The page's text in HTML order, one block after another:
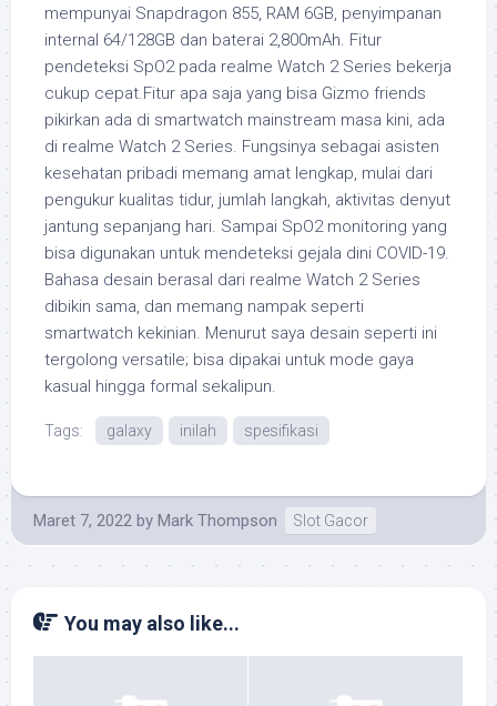
mempunyai Snapdragon 855, RAM 6GB, penyimpanan
internal 64/128GB dan baterai 2,800mAh. Fitur
pendeteksi SpO2 pada realme Watch 2 Series bekerja
cukup cepat.Fitur apa saja yang bisa Gizmo friends
pikirkan ada di smartwatch mainstream masa kini, ada
di realme Watch 2 Series. Fungsinya sebagai asisten
kesehatan pribadi memang amat lengkap, mulai dari
pengukur kualitas tidur, jumlah langkah, aktivitas denyut
jantung sepanjang hari. Sampai SpO2 monitoring yang
bisa digunakan untuk mendeteksi gejala dini COVID-19.
Bahasa desain berasal dari realme Watch 2 Series
dibikin sama, dan memang nampak seperti
smartwatch kekinian. Menurut saya desain seperti ini
tergolong versatile; bisa dipakai untuk mode gaya
kasual hingga formal sekalipun.
Tags: galaxy inilah spesifikasi
Maret 7, 2022 by Mark Thompson Slot Gacor
You may also like...